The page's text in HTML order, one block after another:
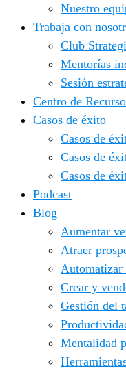
Nuestro
Trabaja con
Club
Mentorías
Sesión
Centro de
Casos de éxito
Casos de
Casos de
Casos de
Podcast
Blog
Aumentar
Atraer
Automatizar
Crear y
Gestión del
Mentalidad